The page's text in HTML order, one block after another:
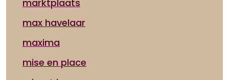
marktplaats
max havelaar
maxima
mise en place